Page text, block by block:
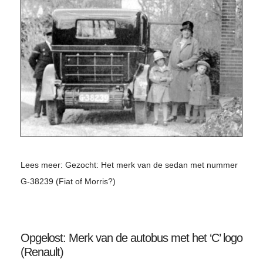
Lees meer: Gezocht: Het merk van de sedan met nummer
G-38239 (Fiat of Morris?)
Opgelost: Merk van de autobus met het ‘C’ logo
(Renault)